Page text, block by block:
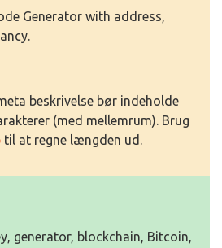
Generator with address,
beskrivelse bør indeholde
(med mellemrum). Brug
til at regne længden ud.
generator, blockchain, Bitcoin,